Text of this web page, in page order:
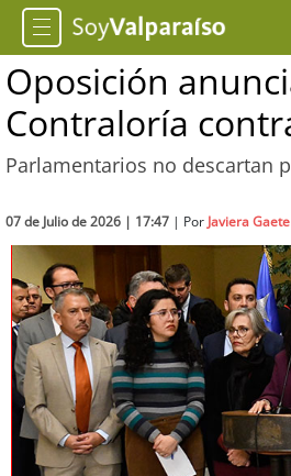
Oposición
Contraloría
Parlamentarios no descartan
07 de Julio de 2026 | 17:47 | Por Javiera